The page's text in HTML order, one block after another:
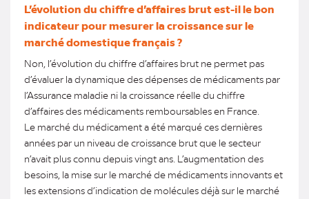
L’évolution du chiffre d’affaires brut est-il le bon
indicateur pour mesurer la croissance sur le
marché domestique français ?
Non, l’évolution du chiffre d’affaires brut ne permet pas
d’évaluer la dynamique des dépenses de médicaments par
l’Assurance maladie ni la croissance réelle du chiffre
d’affaires des médicaments remboursables en France.
Le marché du médicament a été marqué ces dernières
années par un niveau de croissance brut que le secteur
n’avait plus connu depuis vingt ans. L’augmentation des
besoins, la mise sur le marché de médicaments innovants et
les extensions d’indication de molécules déjà sur le marché